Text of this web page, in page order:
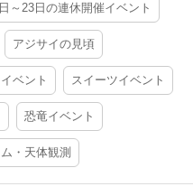
～23日の連休開催イベント
アジサイの見頃
ベント スイーツイベント
恐竜イベント
・天体観測